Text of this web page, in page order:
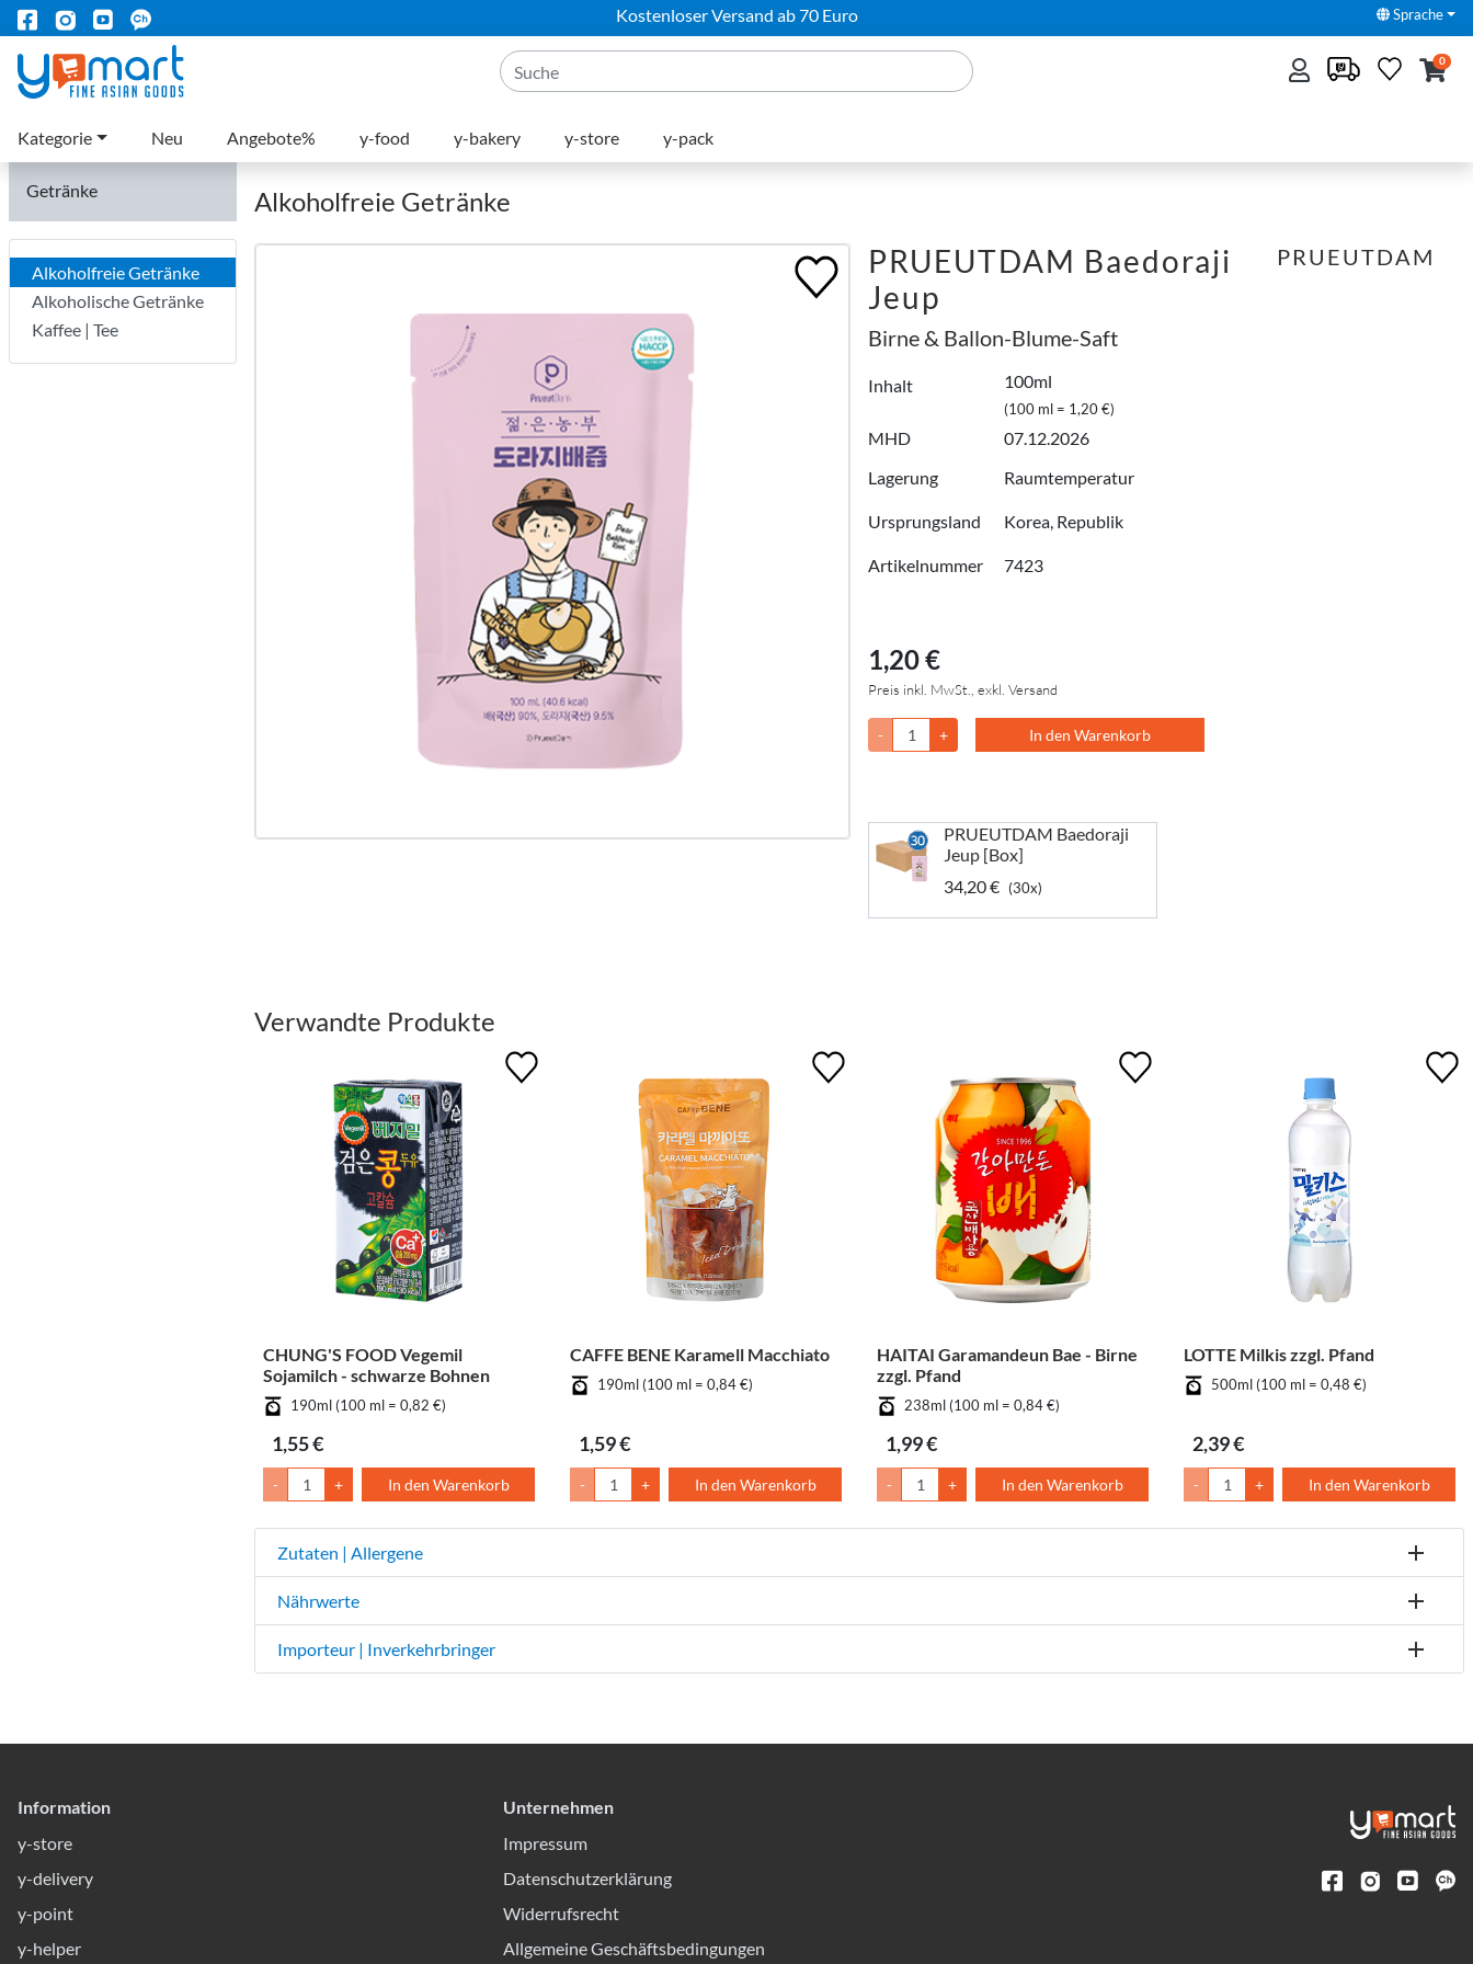
Kostenloser Versand ab 70 Euro Sprache
0
Kategorie Neu Angebote% y-food y-bakery y-store y-pack
Getränke
Alkoholfreie Getränke
Alkoholische Getränke
Kaffee | Tee
Alkoholfreie Getränke
PRUEUTDAM Baedoraji
Jeup
Birne & Ballon-Blume-Saft
Inhalt 100ml
(100 ml = 1,20 €)
MHD
07.12.2026
Lagerung
Raumtemperatur
Ursprungsland Korea, Republik
Artikelnummer 7423
PRUEUTDAM
1,20 €
Preis inkl. MwSt., exkl. Versand
- + In den Warenkorb
PRUEUTDAM Baedoraji
Jeup [Box]
34,20 € (30x)
Verwandte Produkte
CHUNG'S FOOD Vegemil
Sojamilch - schwarze Bohnen
190ml (100 ml = 0,82 €)
1,55 €
- + In den Warenkorb
CAFFE BENE Karamell Macchiato
190ml (100 ml = 0,84 €)
1,59 €
- + In den Warenkorb
HAITAI Garamandeun Bae - Birne
zzgl. Pfand
238ml (100 ml = 0,84 €)
1,99 €
- + In den Warenkorb
LOTTE Milkis zzgl. Pfand
500ml (100 ml = 0,48 €)
2,39 €
- + In den Warenkorb
Zutaten | Allergene
Nährwerte
Importeur | Inverkehrbringer
Information
y-store
y-delivery
y-point
y-helper
Unternehmen
Impressum
Datenschutzerklärung
Widerrufsrecht
Allgemeine Geschäftsbedingungen